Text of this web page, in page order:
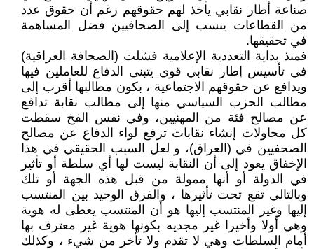
صناعة أطار نقابي يأخذ لهم حقوقهم رغم أن حقوق عدد
من القطاعات ينسب إلى الصحافيين فضل المساهمة
في تحقيقها.
فمنذ بداية التعددية الإعلامية فشلت (الصحافة العراقية)
في تأسيس إطار نقابي قوي يتبنى الدفاع للعاملين فيها
ويدافع عن حقوقهم الاجتماعية ، بكون مطالبها أقرب إلى
مطالب الحزب السياسي منها إلى مطالب نقابة تدافع
عن مصالح فئة من المهنيين، وفي نفس الفخ سقطت
كل محاولات إنشاء نقابات ترفع لواء الدفاع عن مصالح
الصحفيين في (العراق)، و لعل السبب الحقيقي في هذا
الإخفاق يعود إلى أن النقابة ليست لها أي سلطة أو تأثير
في الدولة أو أنها ممولة من قبل هذه الجهة أو تلك
وبالتالي تقع تحت تأثيرها ، والفرق الوحيد بين المنتسب
إليها وغير المنتسب إليها هو أن المنتسب يعطى له هوية
وهي أولا وأخيرا غير مجديه بكونها هوية غير معترف بها
أمام السلطات وهي لا تقدم ولا تأخر من شيء ، وكذلك